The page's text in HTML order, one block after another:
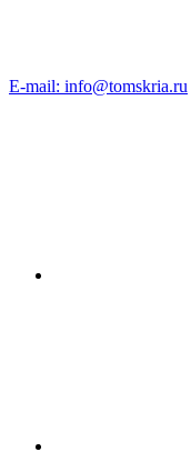
E-mail: info@tomskria.ru